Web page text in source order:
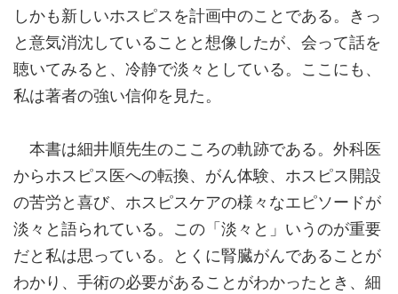
しかも新しいホスピスを計画中のことである。きっ
と意気消沈していることと想像したが、会って話を
聴いてみると、冷静で淡々としている。ここにも、
私は著者の強い信仰を見た。
本書は細井順先生のこころの軌跡である。外科医
からホスピス医への転換、がん体験、ホスピス開設
の苦労と喜び、ホスピスケアの様々なエピソードが
淡々と語られている。この「淡々と」いうのが重要
だと私は思っている。とくに腎臓がんであることが
わかり、手術の必要があることがわかったとき、細